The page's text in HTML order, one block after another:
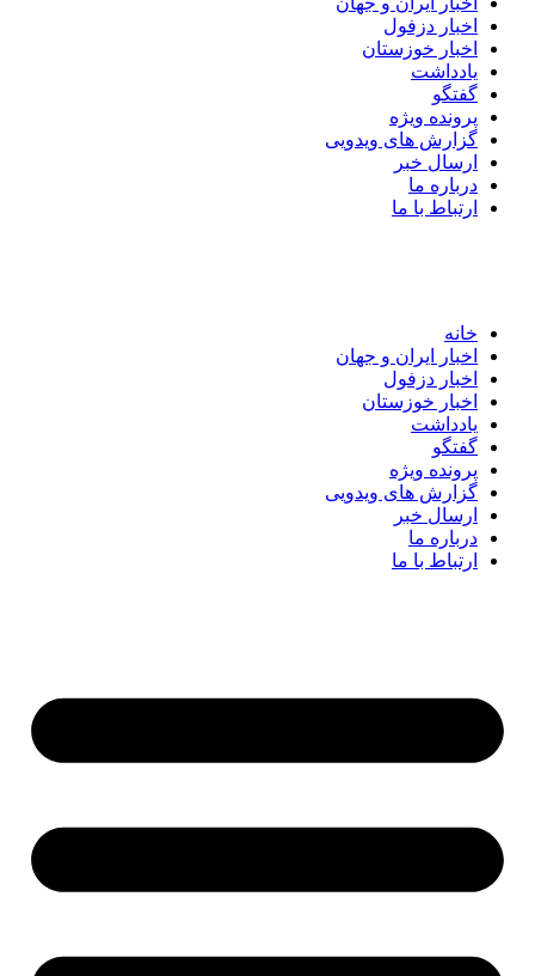
اخبار دزفول
اخبار خوزستان
یادداشت
گفتگو
پرونده ویژه
گزارش های ویدویی
ارسال خبر
درباره ما
ارتباط با ما
خانه
اخبار ایران و جهان
اخبار دزفول
اخبار خوزستان
یادداشت
گفتگو
پرونده ویژه
گزارش های ویدویی
ارسال خبر
درباره ما
ارتباط با ما